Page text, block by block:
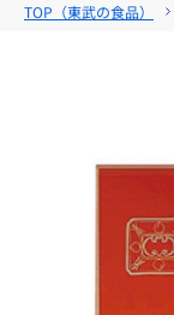
TOP（東武の食品）